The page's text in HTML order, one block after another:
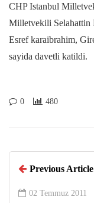
CHP Istanbul
Milletvekili Selahattin
Esref karaibrahim,
sayida davetli katildi.
0 480
Previous Article
02 Temmuz 2011